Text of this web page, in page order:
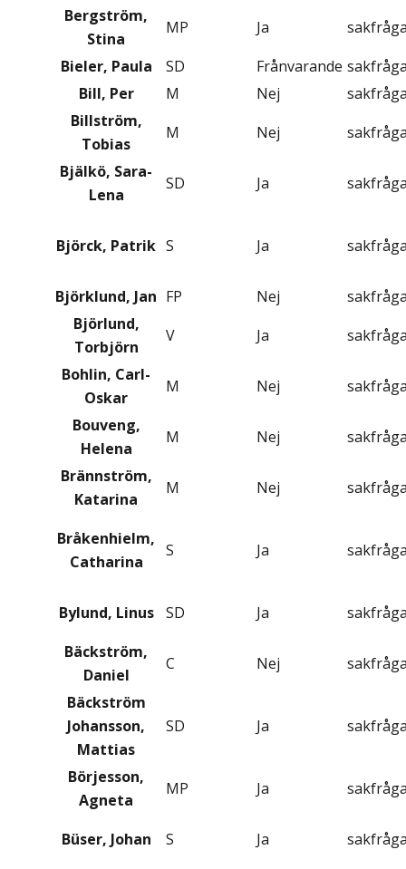
Bergström,
Stina
MP Ja
Bieler, Paula
SD Frånvarande
Bill, Per
M Nej
Billström,
Tobias
M Nej
Bjälkö, Sara-
Lena
SD Ja
Björck, Patrik S Ja
Björklund, Jan FP Nej
Björlund,
Torbjörn
V Ja
Bohlin, Carl-
Oskar
M Nej
Bouveng,
Helena
M Nej
Brännström,
Katarina
M Nej
Bråkenhielm,
Catharina
S Ja
Bylund, Linus SD Ja
Bäckström,
Daniel
C Nej
Bäckström
Johansson,
Mattias
SD Ja
Börjesson,
Agneta
MP Ja
Büser, Johan S Ja